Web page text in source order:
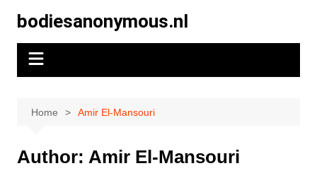
content
bodiesanonymous.nl
Home Amir El-Mansouri
Author: Amir El-Mansouri